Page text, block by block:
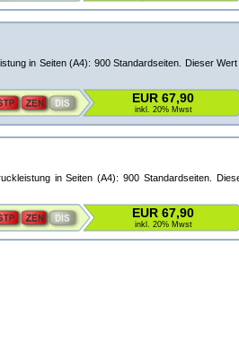
in Seiten (A4): 900 Standardseiten. Dieser
EUR 67,90
inkl. 20% Mwst
in Seiten (A4): 900 Standardseiten.
EUR 67,90
inkl. 20% Mwst